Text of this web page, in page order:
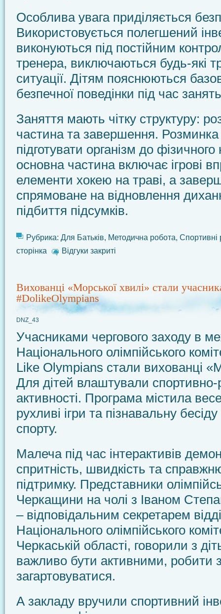
Особлива увага приділяється
Використовується полегшений
виконуються під постійним
тренера, виключаються будь-які
ситуації. Дітям пояснюються
безпечної поведінки під час
Заняття мають чітку структуру:
частина та завершення.
підготувати організм до
основна частина включає ігрові
елементи хокею на траві, а
спрямоване на відновлення
підбиття підсумків.
Рубрика: Для Батьків Методична робота Спортивні
сторінка
Відгуки закриті
Вихованці «Морської хвилі» стали
#DolikeOlympians
DNZ_43
Учасниками чергового заходу в
Національного олімпійського
Like Olympians стали вихованці
Для дітей влаштували спортивно-
активності. Програма містила
рухливі ігри та пізнавальну
спорту.
Малеча під час інтерактивів
спритність, швидкість та
підтримку. Представники
Черкащини на чолі з Іваном
– відповідальним секретарем
Національного олімпійського
Черкаській області, говорили з
важливо бути активними, робити
загартовуватися.
А закладу вручили спортивний